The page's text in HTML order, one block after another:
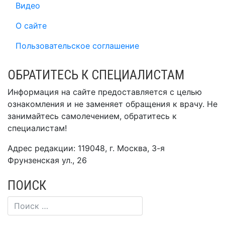
Видео
О сайте
Пользовательское соглашение
ОБРАТИТЕСЬ К СПЕЦИАЛИСТАМ
Информация на сайте предоставляется с целью
ознакомления и не заменяет обращения к врачу. Не
занимайтесь самолечением, обратитесь к
специалистам!
Адрес редакции: 119048, г. Москва, 3-я
Фрунзенская ул., 26
ПОИСК